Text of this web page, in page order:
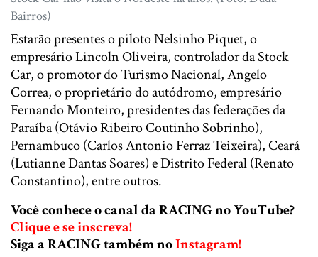
Bairros)
Estarão presentes o piloto Nelsinho Piquet, o
empresário Lincoln Oliveira, controlador da Stock
Car, o promotor do Turismo Nacional, Angelo
Correa, o proprietário do autódromo, empresário
Fernando Monteiro, presidentes das federações da
Paraíba (Otávio Ribeiro Coutinho Sobrinho),
Pernambuco (Carlos Antonio Ferraz Teixeira), Ceará
(Lutianne Dantas Soares) e Distrito Federal (Renato
Constantino), entre outros.
Você conhece o canal da RACING no YouTube?
Clique e se inscreva!
Siga a RACING também noInstagram!